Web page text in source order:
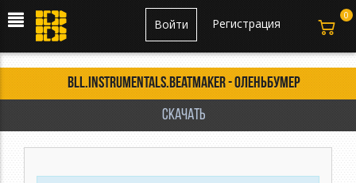
Регистрация
Войти
BLL.Instrumentals.Beatmaker - оленьбумер
Скачать
0